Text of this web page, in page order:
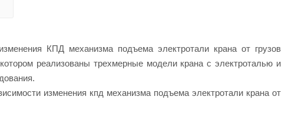
КПД механизма подъема электротали крана от грузов
реализованы трехмерные модели крана с электроталью и
изменения кпд механизма подъема электротали крана от